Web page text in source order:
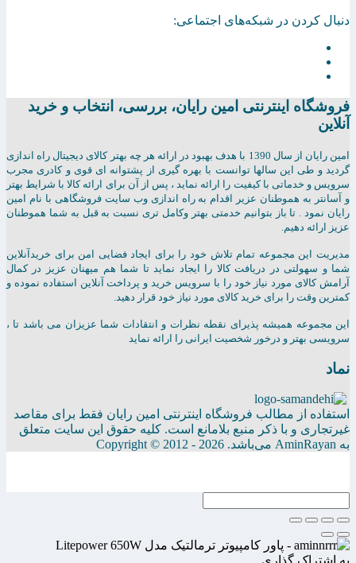
دنبال کردن در شبکه‌های اجتماعی:
فروشگاه اینترنتی امين رايان، بررسی، انتخاب و خرید
آنلاین
امين رايان از سال 1390 با هدف بهبود در ارائه هر چه بهتر کالای دیجیتال راه اندازی
گردید و طی این سالها توانست با بهره گیری از پشتوانه ای قوی و کادری مجرب
سرویس و خدماتی با کیفیت را ارائه نماید ، پس از آن برای ارائه کالا با شرایط بهتر
و آسانتر به هموطنان عزیر اقدام به راه اندازی وب سایت فروشگاهی با نام امین
رایان نمود . تا باز بتوانیم خدمتی بهتر وکامل تری نسبت به قبل به شما هموطنان
عزیز ارائه دهیم.
مدیریت این مجموعه تمام تلاش خود را برای ایجاد فضایی امن برای خریدآنلاین
شما و سهولتی در دریافت کالا را ایجاد نماید تا شما هم میهنان عزیز در کمال
آرامش کالای مورد نیاز خود را با سرویس خرید و پرداخت آنلاین استفاده نموده و
کمترین وقت را برای خرید کالای مورد نیاز خود قرار دهید.
این مجموعه همیشه پذیرای نقطه نظرات و انتقادات شما عزیزان می باشد تا ،
سرویسی بهتر و درخور شخصیت ایرانی را ارائه نماید
نماد
استفاده از مطالب فروشگاه اینترنتی امین رایان فقط برای مقاصد
غیرتجاری و با ذکر منبع بلامانع است. کلیه حقوق این سایت متعلق
به AminRayan می‌باشد. Copyright © 2012 - 2026